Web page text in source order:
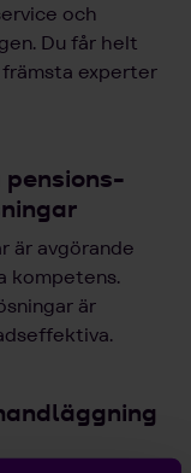
och
Du får helt
experter
är avgörande
kompetens.
är